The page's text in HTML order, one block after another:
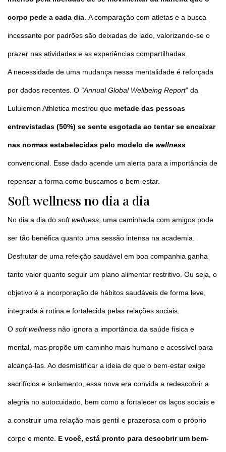
corpo pede a cada dia. A comparação com atletas e a busca
incessante por padrões são deixadas de lado, valorizando-se o
prazer nas atividades e as experiências compartilhadas.
A necessidade de uma mudança nessa mentalidade é reforçada
por dados recentes. O “Annual Global Wellbeing Report” da
Lululemon Athletica mostrou que metade das pessoas
entrevistadas (50%) se sente esgotada ao tentar se encaixar
nas normas estabelecidas pelo modelo de wellness
convencional. Esse dado acende um alerta para a importância de
repensar a forma como buscamos o bem-estar.
Soft wellness no dia a dia
No dia a dia do soft wellness , uma caminhada com amigos pode
ser tão benéfica quanto uma sessão intensa na academia.
Desfrutar de uma refeição saudável em boa companhia ganha
tanto valor quanto seguir um plano alimentar restritivo. Ou seja, o
objetivo é a incorporação de hábitos saudáveis de forma leve,
integrada à rotina e fortalecida pelas relações sociais.
O soft wellness não ignora a importância da saúde física e
mental, mas propõe um caminho mais humano e acessível para
alcançá-las. Ao desmistificar a ideia de que o bem-estar exige
sacrifícios e isolamento, essa nova era convida a redescobrir a
alegria no autocuidado, bem como a fortalecer os laços sociais e
a construir uma relação mais gentil e prazerosa com o próprio
corpo e mente. E você, está pronto para descobrir um bem-